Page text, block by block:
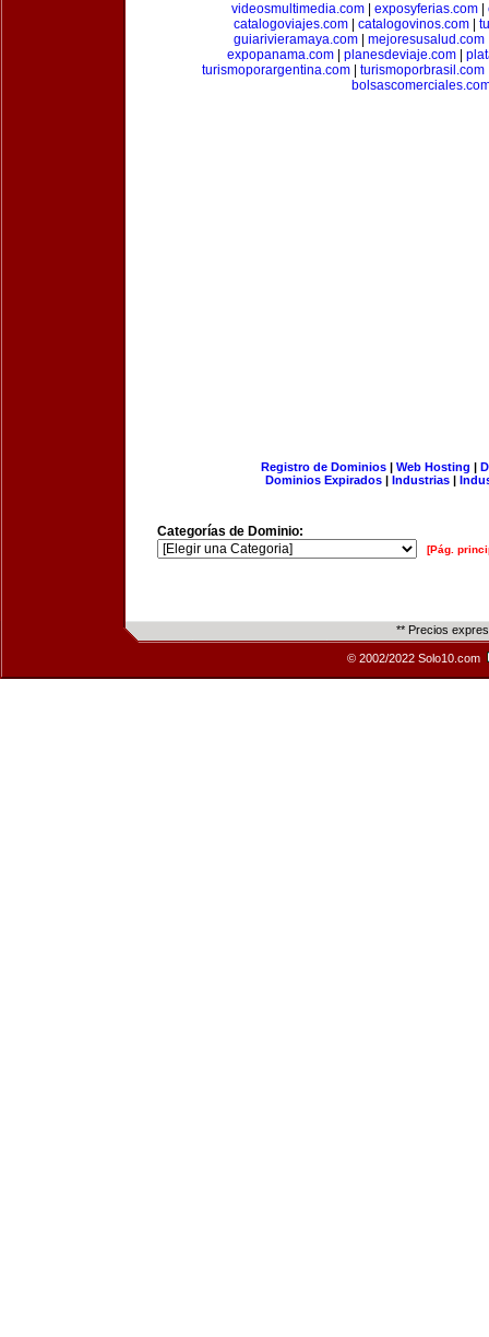
videosmultimedia.com
exposyferias.com
catalogoviajes.com| catalogovinos.com|
guiarivieramaya.com
mejoresusalud.com
expopanama.com| planesdeviaje.com|
turismoporargentina.com| turismoporbrasil.com
Registro de Dominios| Web Hosting |
Dominios Expirados | Industrias |
Categorías de Dominio:
[Pág.
** Precios
© 2002/2022 Solo10.com